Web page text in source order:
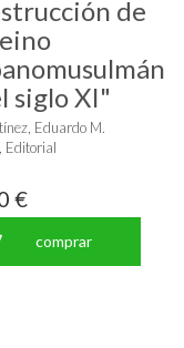
de
siglo XI"
Eduardo M.
Editorial
€
comprar